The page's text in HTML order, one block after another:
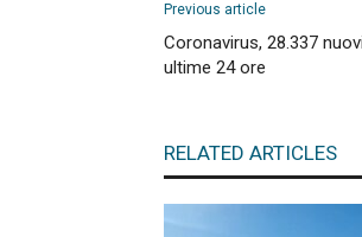
Previous article
Coronavirus, 28.337
ultime 24 ore
RELATED ARTICLES